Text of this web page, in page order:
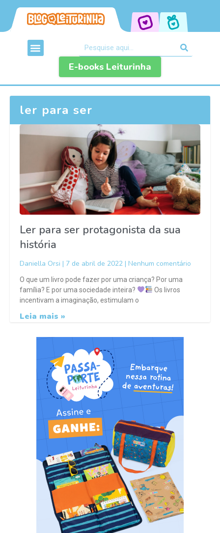
E-books Leiturinha
ler para ser
Ler para ser protagonista da sua
história
Daniella Orsi 7 de abril de 2022 Nenhum comentário
O que um livro pode fazer por uma criança? Por uma
família? E por uma sociedade inteira?
Os livros
incentivam a imaginação, estimulam o
Leia mais »